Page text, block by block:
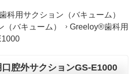
科用サクション（バキューム）
バキューム）
Greeloy®歯科用
腔外サクションGS-E1000